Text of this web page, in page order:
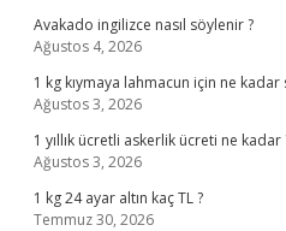
Avakado ingilizce nasıl söylenir ?
Ağustos 4, 2026
1 kg kıymaya lahmacun için ne
Ağustos 3, 2026
1 yıllık ücretli askerlik ücreti ne kadar
Ağustos 3, 2026
1 kg 24 ayar altın kaç TL ?
Temmuz 30, 2026